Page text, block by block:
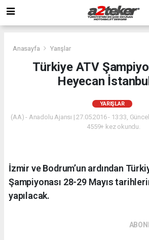
Anasayfa Yarışlar
Türkiye ATV
Heyecan
YARIŞLAR
(AA) - Anadolu Ajansı | 27.05.2016 - 13:33,
4559+ kez okundu.
İzmir ve Bodrum’un ardından
Şampiyonası 28-29 Mayıs
yapılacak.